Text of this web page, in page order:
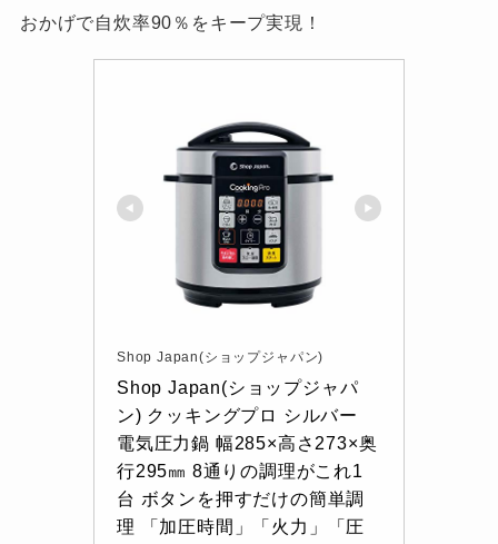
おかげで自炊率90％をキープ実現！
Shop Japan(ショップジャパン)
Shop Japan(ショップジャパ
ン) クッキングプロ シルバー
電気圧力鍋 幅285×高さ273×奥
行295㎜ 8通りの調理がこれ1
台 ボタンを押すだけの簡単調
理 「加圧時間」「火力」「圧